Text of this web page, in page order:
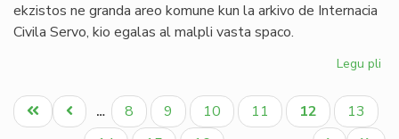
ekzistos ne granda areo komune kun la arkivo de Internacia
Civila Servo, kio egalas al malpli vasta spaco.
Legu pli
Pagination
Unua
paĝo
Antaŭa
paĝo
… Paĝo
8 Paĝo
9 Paĝo
10 Paĝo
11
Aktuala
paĝo
12 Paĝo
13